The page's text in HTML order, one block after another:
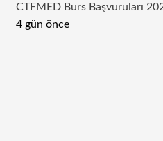
CTFMED Burs Başvuruları
4 gün önce